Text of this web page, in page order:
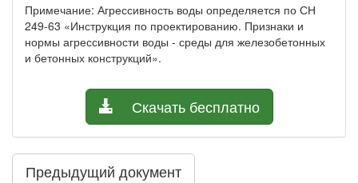
Примечание: Агрессивность воды определяется по СН
249-63 «Инструкция по проектированию. Признаки и
нормы агрессивности воды - среды для железобетонных
и бетонных конструкций».
Скачать бесплатно
Предыдущий документ